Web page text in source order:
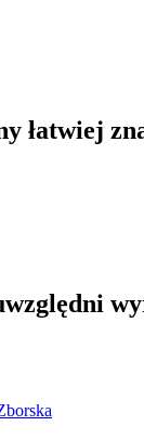
łatwiej